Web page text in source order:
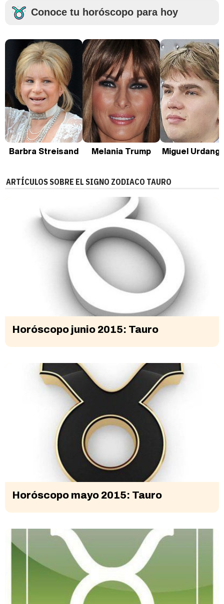
Conoce tu horóscopo para hoy
Barbra Streisand Melania Trump Miguel
ARTÍCULOS SOBRE EL SIGNO ZODIACO TAURO
Horóscopo junio 2015: Tauro
Horóscopo mayo 2015: Tauro